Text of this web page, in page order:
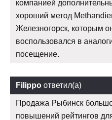
компанией
хороший метод
Железногорск, которым
воспользовался в
посещение.
Filippo ответил(а)
Продажа Рыбинск
повышений рейтингов